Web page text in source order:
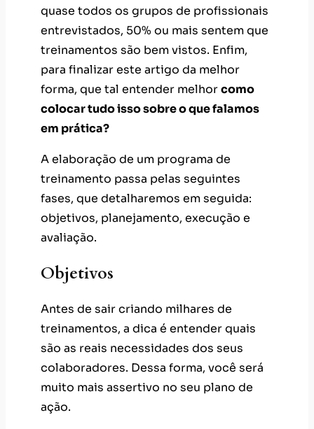
quase todos os grupos de profissionais
entrevistados, 50% ou mais sentem que
treinamentos são bem vistos. Enfim,
para finalizar este artigo da melhor
forma, que tal entender melhorcomo
colocar tudo isso sobre o que falamos
em prática?
A elaboração de um programa de
treinamento passa pelas seguintes
fases, que detalharemos em seguida:
objetivos, planejamento, execução e
avaliação.
Objetivos
Antes de sair criando milhares de
treinamentos, a dica é entender quais
são as reais necessidades dos seus
colaboradores. Dessa forma, você será
muito mais assertivo no seu plano de
ação.